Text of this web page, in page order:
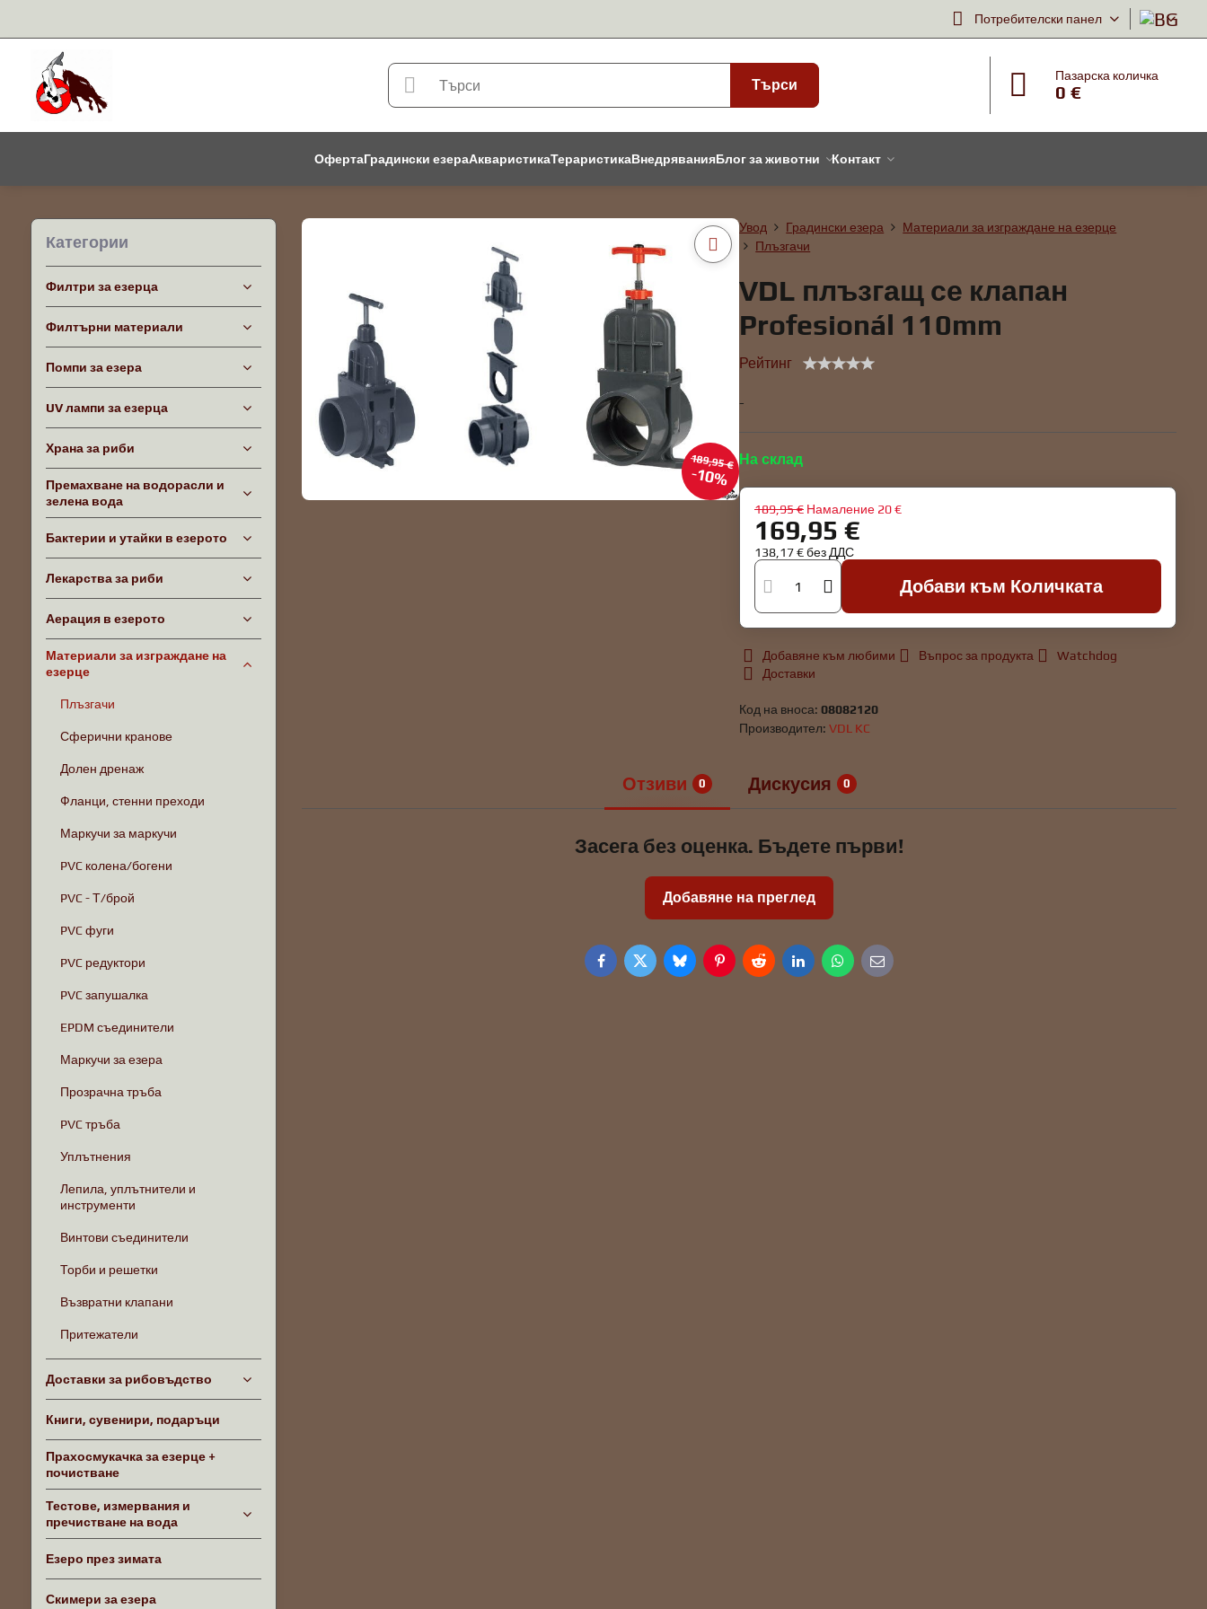
Потребителски панел
Търси
Пазарска количка
0 €
ОфертаГрадински езераАкваристикаТераристикаВнедряванияБлог за животни Контакт
189,95 €
10%
Увод Градински езера
Материали за изграждане на езерце
Плъзгачи
VDL плъзгащ се клапан
Profesionál 110mm
Рейтинг
-
На склад
189,95 € Намаление 20 €
169,95 €
138,17 €без ДДС
Добави към Количката
Добавяне към любими Въпрос за продукта
Watchdog
Доставки
Код на вноса:08082120
Производител:VDL KC
Отзиви 0 Дискусия 0
Засега без оценка. Бъдете първи!
Добавяне на преглед
FacebookTwitterBlueskyPinterestRedditLinkedInWhatsApp
E-
mail
Категории
Филтри за езерца
Филтърни материали
Помпи за езера
UV лампи за езерца
Храна за риби
Премахване на водорасли и
зелена вода
Бактерии и утайки в езерото
Лекарства за риби
Аерация в езерото
Материали за изграждане на
езерце
Плъзгачи
Сферични кранове
Долен дренаж
Фланци, стенни преходи
Маркучи за маркучи
PVC колена/богени
PVC - Т/брой
PVC фуги
PVC редуктори
PVC запушалка
EPDM съединители
Маркучи за езера
Прозрачна тръба
PVC тръба
Уплътнения
Лепила, уплътнители и
инструменти
Винтови съединители
Торби и решетки
Възвратни клапани
Притежатели
Доставки за рибовъдство
Книги, сувенири, подаръци
Прахосмукачка за езерце +
почистване
Тестове, измервания и
пречистване на вода
Езеро през зимата
Скимери за езера